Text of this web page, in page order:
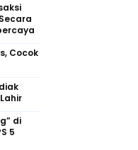
Cocok
di
5